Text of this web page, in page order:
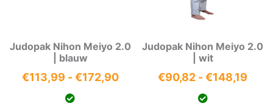
Judopak Nihon Meiyo 2.0
| blauw
€113,99 -€172,90Prijsklasse:
Judopak Nihon Meiyo 2.0
| wit
€90,82 -€148,19